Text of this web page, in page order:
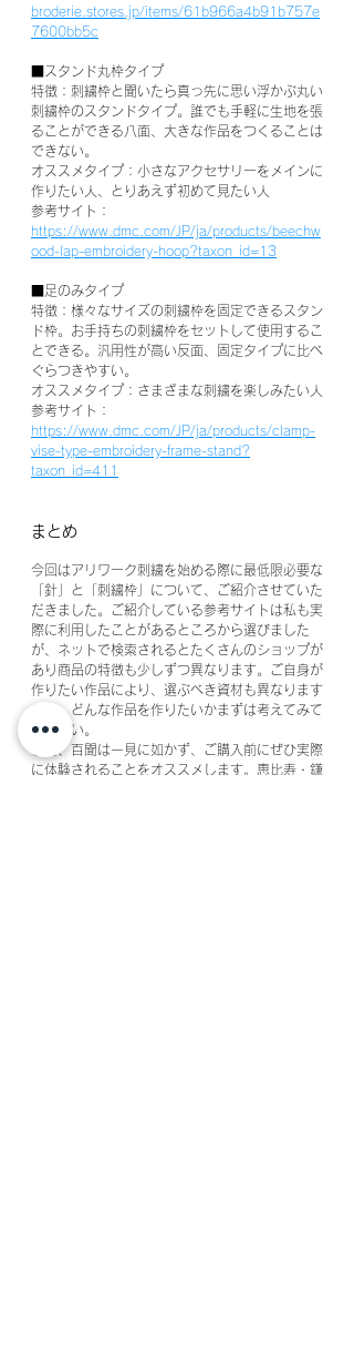
broderie.stores.jp/items/61b966a4b91b757e
7600bb5c
■スタンド丸枠タイプ
特徴：刺繍枠と聞いたら真っ先に思い浮かぶ丸い
刺繍枠のスタンドタイプ。誰でも手軽に生地を張
ることができる八面、大きな作品をつくることは
できない。
オススメタイプ：小さなアクセサリーをメインに
作りたい人、とりあえず初めて見たい人
参考サイト：
https://www.dmc.com/JP/ja/products/beechw
ood-lap-embroidery-hoop?taxon_id=13
■足のみタイプ
特徴：様々なサイズの刺繍枠を固定できるスタン
ド枠。お手持ちの刺繍枠をセットして使用するこ
とできる。汎用性が高い反面、固定タイプに比べ
ぐらつきやすい。
オススメタイプ：さまざまな刺繍を楽しみたい人
参考サイト：
https://www.dmc.com/JP/ja/products/clamp-
vise-type-embroidery-frame-stand?
taxon_id=411
まとめ
今回はアリワーク刺繍を始める際に最低限必要な
「針」と「刺繍枠」について、ご紹介させていた
だきました。ご紹介している参考サイトは私も実
際に利用したことがあるところから選びました
が、ネットで検索されるとたくさんのショップが
あり商品の特徴も少しずつ異なります。ご自身が
作りたい作品により、選ぶべき資材も異なります
ので、どんな作品を作りたいかまずは考えてみて
ください。
また、百聞は一見に如かず、ご購入前にぜひ実際
に体験されることをオススメします。恵比寿・鎌